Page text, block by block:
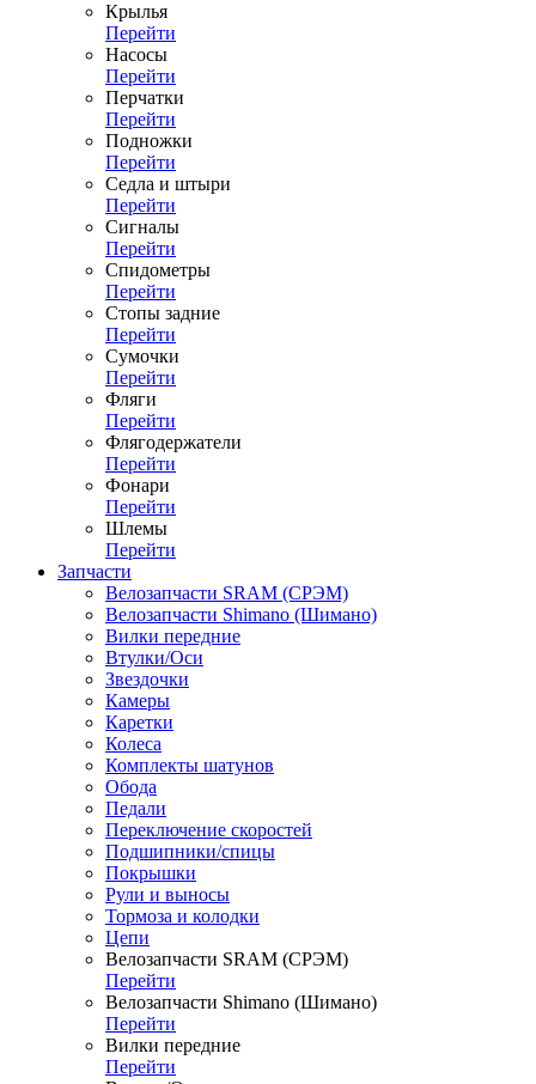
Крылья
Перейти
Насосы
Перейти
Перчатки
Перейти
Подножки
Перейти
Седла и штыри
Перейти
Сигналы
Перейти
Спидометры
Перейти
Стопы задние
Перейти
Сумочки
Перейти
Фляги
Перейти
Флягодержатели
Перейти
Фонари
Перейти
Шлемы
Перейти
Запчасти
Велозапчасти SRAM (СРЭМ)
Велозапчасти Shimano (Шимано)
Вилки передние
Втулки/Оси
Звездочки
Камеры
Каретки
Колеса
Комплекты шатунов
Обода
Педали
Переключение скоростей
Подшипники/спицы
Покрышки
Рули и выносы
Тормоза и колодки
Цепи
Велозапчасти SRAM (СРЭМ)
Перейти
Велозапчасти Shimano (Шимано)
Перейти
Вилки передние
Перейти